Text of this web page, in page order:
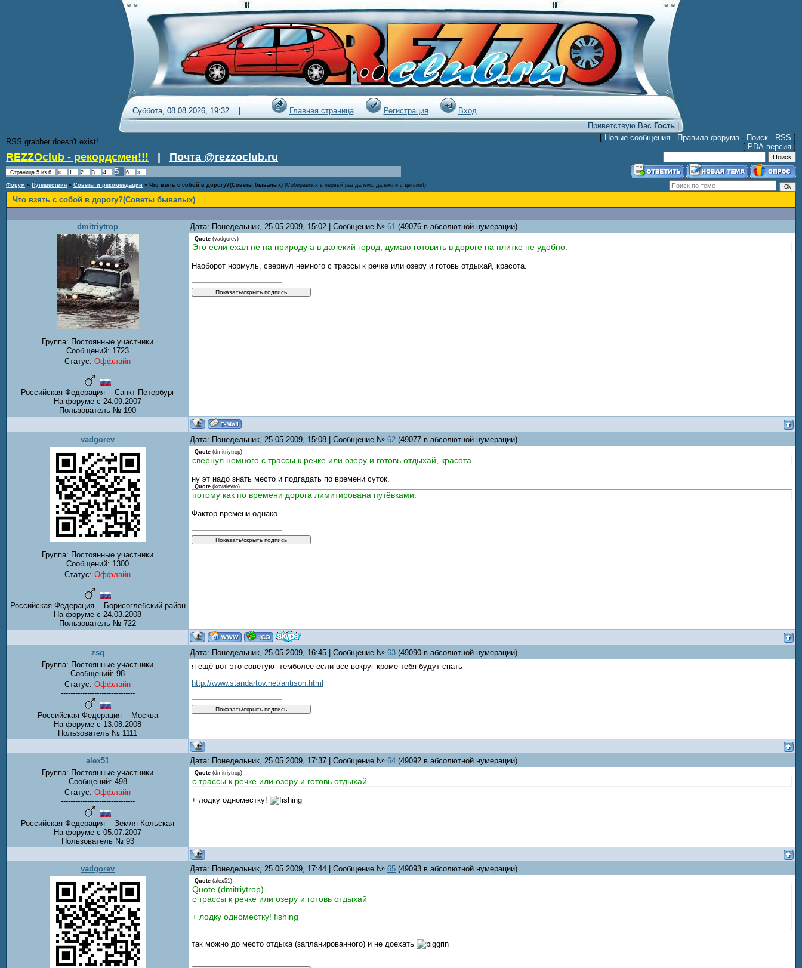
Суббота, 08.08.2026, 19:32 | Главная страница Регистрация
Вход
Приветствую Вас Гость|
RSS grabber doesn't exist!
[ Новые сообщения · Правила форума · Поиск · RSS ]
[ PDA-версия ]
REZZOclub - рекордсмен!!! Почта @rezzoclub.ru
Страница 5 из 6 « 1 2 3 4 5 6 »
Форум » Путешествия » Советы и рекомендации » Что взять с собой в дорогу?(Советы бывалых) (Собираемся в первый раз далеко, далеко и с детьми!)
Что взять с собой в дорогу?(Советы бывалых)
dmitriytrop Дата: Понедельник, 25.05.2009, 15:02 | Сообщение № 61 (49076 в абсолютной нумерации)
Группа: Постоянные участники
Сообщений: 1723
Статус: Оффлайн
-------------------------------
Российская Федерация - Санкт Петербург
На форуме с 24.09.2007
Пользователь № 190
Quote (vadgorev)
Это если ехал не на природу а в далекий город, думаю готовить в дороге на плитке не удобно.
Наоборот нормуль, свернул немного с трассы к речке или озеру и готовь отдыхай, красота.
vadgorev Дата: Понедельник, 25.05.2009, 15:08 | Сообщение № 62 (49077 в абсолютной нумерации)
Группа: Постоянные участники
Сообщений: 1300
Статус: Оффлайн
-------------------------------
Российская Федерация - Борисоглебский район
На форуме с 24.03.2008
Пользователь № 722
Quote (dmitriytrop)
свернул немного с трассы к речке или озеру и готовь отдыхай, красота.
ну эт надо знать место и подгадать по времени суток.
Quote (kovalevro)
потому как по времени дорога лимитирована путёвками.
Фактор времени однако.
zsq Дата: Понедельник, 25.05.2009, 16:45 | Сообщение № 63 (49090 в абсолютной нумерации)
Группа: Постоянные участники
Сообщений: 98
Статус: Оффлайн
-------------------------------
Российская Федерация - Москва
На форуме с 13.08.2008
Пользователь № 1111
я ещё вот это советую- темболее если все вокруг кроме тебя будут спать
http://www.standartov.net/antison.html
alex51 Дата: Понедельник, 25.05.2009, 17:37 | Сообщение № 64 (49092 в абсолютной нумерации)
Группа: Постоянные участники
Сообщений: 498
Статус: Оффлайн
-------------------------------
Российская Федерация - Земля Кольская
На форуме с 05.07.2007
Пользователь № 93
Quote (dmitriytrop)
с трассы к речке или озеру и готовь отдыхай
+ лодку одноместку!
vadgorev Дата: Понедельник, 25.05.2009, 17:44 | Сообщение № 65 (49093 в абсолютной нумерации)
Quote (alex51)
Quote (dmitriytrop)
с трассы к речке или озеру и готовь отдыхай
+ лодку одноместку! fishing
так можно до место отдыха (запланированного) и не доехать